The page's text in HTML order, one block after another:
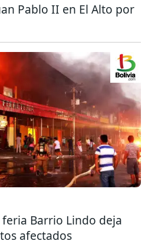
Pablo II en El Alto por
Barrio Lindo deja
afectados